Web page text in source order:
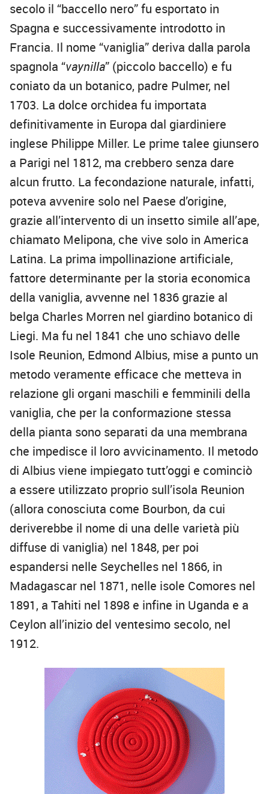
secolo il “baccello nero” fu esportato in
Spagna e successivamente introdotto in
Francia. Il nome “vaniglia” deriva dalla parola
spagnola “vaynilla” (piccolo baccello) e fu
coniato da un botanico, padre Pulmer, nel
1703. La dolce orchidea fu importata
definitivamente in Europa dal giardiniere
inglese Philippe Miller. Le prime talee giunsero
a Parigi nel 1812, ma crebbero senza dare
alcun frutto. La fecondazione naturale, infatti,
poteva avvenire solo nel Paese d’origine,
grazie all’intervento di un insetto simile all’ape,
chiamato Melipona, che vive solo in America
Latina. La prima impollinazione artificiale,
fattore determinante per la storia economica
della vaniglia, avvenne nel 1836 grazie al
belga Charles Morren nel giardino botanico di
Liegi. Ma fu nel 1841 che uno schiavo delle
Isole Reunion, Edmond Albius, mise a punto un
metodo veramente efficace che metteva in
relazione gli organi maschili e femminili della
vaniglia, che per la conformazione stessa
della pianta sono separati da una membrana
che impedisce il loro avvicinamento. Il metodo
di Albius viene impiegato tutt’oggi e cominciò
a essere utilizzato proprio sull’isola Reunion
(allora conosciuta come Bourbon, da cui
deriverebbe il nome di una delle varietà più
diffuse di vaniglia) nel 1848, per poi
espandersi nelle Seychelles nel 1866, in
Madagascar nel 1871, nelle isole Comores nel
1891, a Tahiti nel 1898 e infine in Uganda e a
Ceylon all’inizio del ventesimo secolo, nel
1912.